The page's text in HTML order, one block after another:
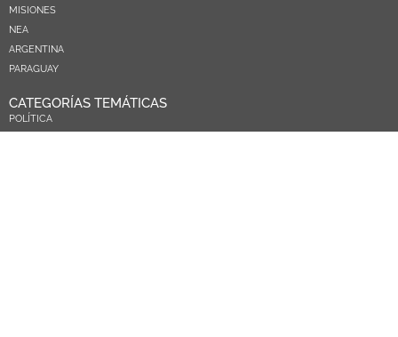
MISIONES
NEA
ARGENTINA
PARAGUAY
CATEGORÍAS TEMÁTICAS
POLÍTICA